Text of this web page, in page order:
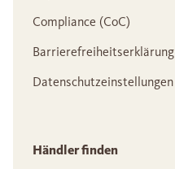
Compliance (CoC)
Barrierefreiheitserklärung
Datenschutzeinstellungen
Händler finden